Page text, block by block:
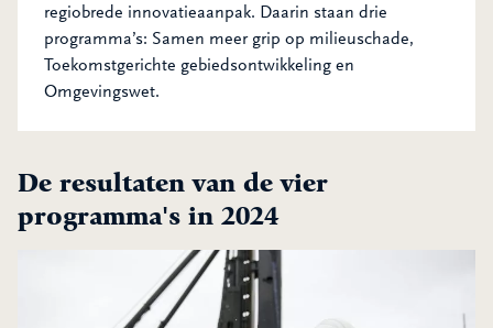
regiobrede innovatieaanpak. Daarin staan drie
programma’s: Samen meer grip op milieuschade,
Toekomstgerichte gebiedsontwikkeling en
Omgevingswet.
De resultaten van de vier
programma's in 2024